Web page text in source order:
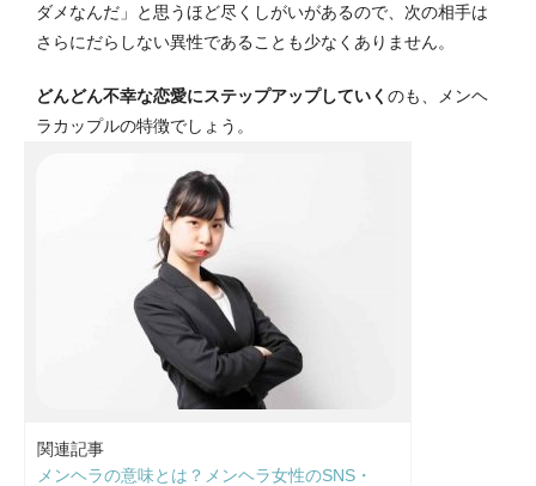
ダメなんだ」と思うほど尽くしがいがあるので、次の相手は
さらにだらしない異性であることも少なくありません。
どんどん不幸な恋愛にステップアップしていく のも、メンヘ
ラカップルの特徴でしょう。
関連記事
メンヘラの意味とは？メンヘラ女性のSNS・